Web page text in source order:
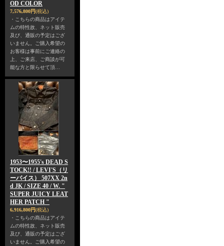
OD COLOR
7,576,800円(税込)
・こちらの商品はアイテ
ムの特性故、ネット販売
及び、通販の予定はござ
いません。ご購入希望の
お客様は事前にご連絡の
上、ご来店、ご商談が可
能な方と限らせて頂…
1953〜1955's DEAD S
TOCK!! / LEVI'S（リ
ーバイス） 507XX 2n
d JK / SIZE 40 / W. "
SUPER JUICY LEAT
HER PATCH "
6,916,800円(税込)
・こちらの商品はアイテ
ムの特性故、ネット販売
及び、通販の予定はござ
いません。ご購入希望の